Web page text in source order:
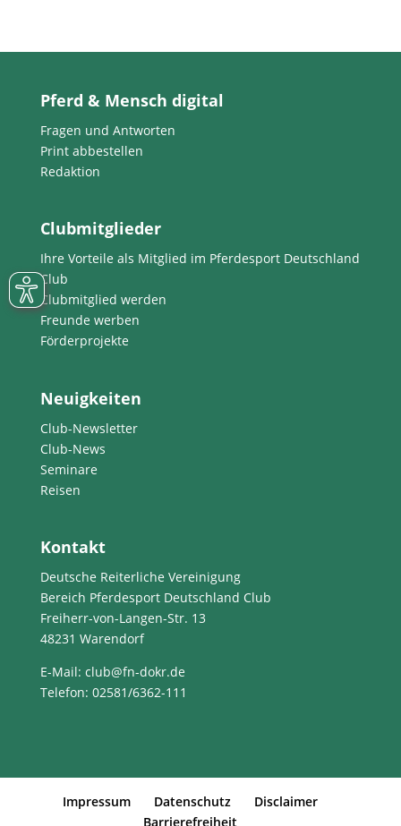
Pferd & Mensch digital
Fragen und Antworten
Print abbestellen
Redaktion
Clubmitglieder
Ihre Vorteile als Mitglied im Pferdesport Deutschland
Club
Clubmitglied werden
Freunde werben
Förderprojekte
Neuigkeiten
Club-Newsletter
Club-News
Seminare
Reisen
Kontakt
Deutsche Reiterliche Vereinigung
Bereich Pferdesport Deutschland Club
Freiherr-von-Langen-Str. 13
48231 Warendorf
E-Mail: club@fn-dokr.de
Telefon: 02581/6362-111
Impressum Datenschutz
Disclaimer
Barrierefreiheit